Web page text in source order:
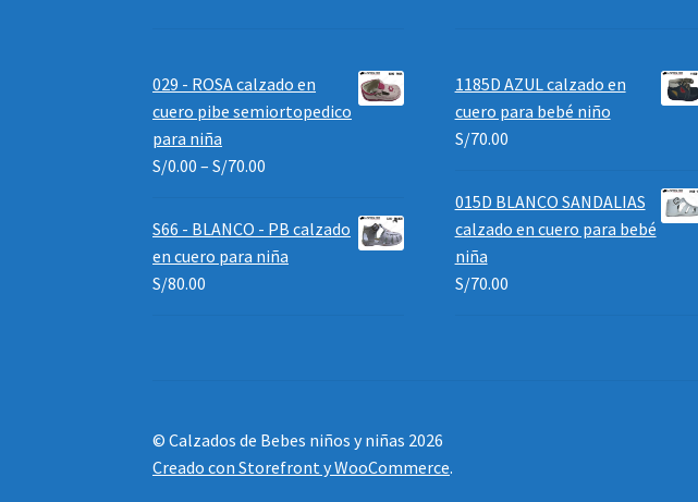
029 - ROSA calzado en
cuero pibe semiortopedico
para niña
S/0.00 –S/70.00
S66 - BLANCO - PB calzado
en cuero para niña
S/80.00
1185D AZUL calzado en
cuero para bebé niño
S/70.00
015D BLANCO SANDALIAS
calzado en cuero para bebé
niña
S/70.00
© Calzados de Bebes niños y niñas 2026
Creado con Storefront y WooCommerce.